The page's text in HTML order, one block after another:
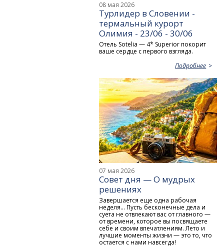
08 мая 2026
Турлидер в Словении -
термальный курорт
Олимия - 23/06 - 30/06
Отель Sotelia — 4* Superior покорит
ваше сердце с первого взгляда.
Подробнее
07 мая 2026
Совет дня — О мудрых
решениях
Завершается еще одна рабочая
неделя... Пусть бесконечные дела и
суета не отвлекают вас от главного —
от времени, которое вы посвящаете
себе и своим впечатлениям. Лето и
лучшие моменты жизни — это то, что
остается с нами навсегда!